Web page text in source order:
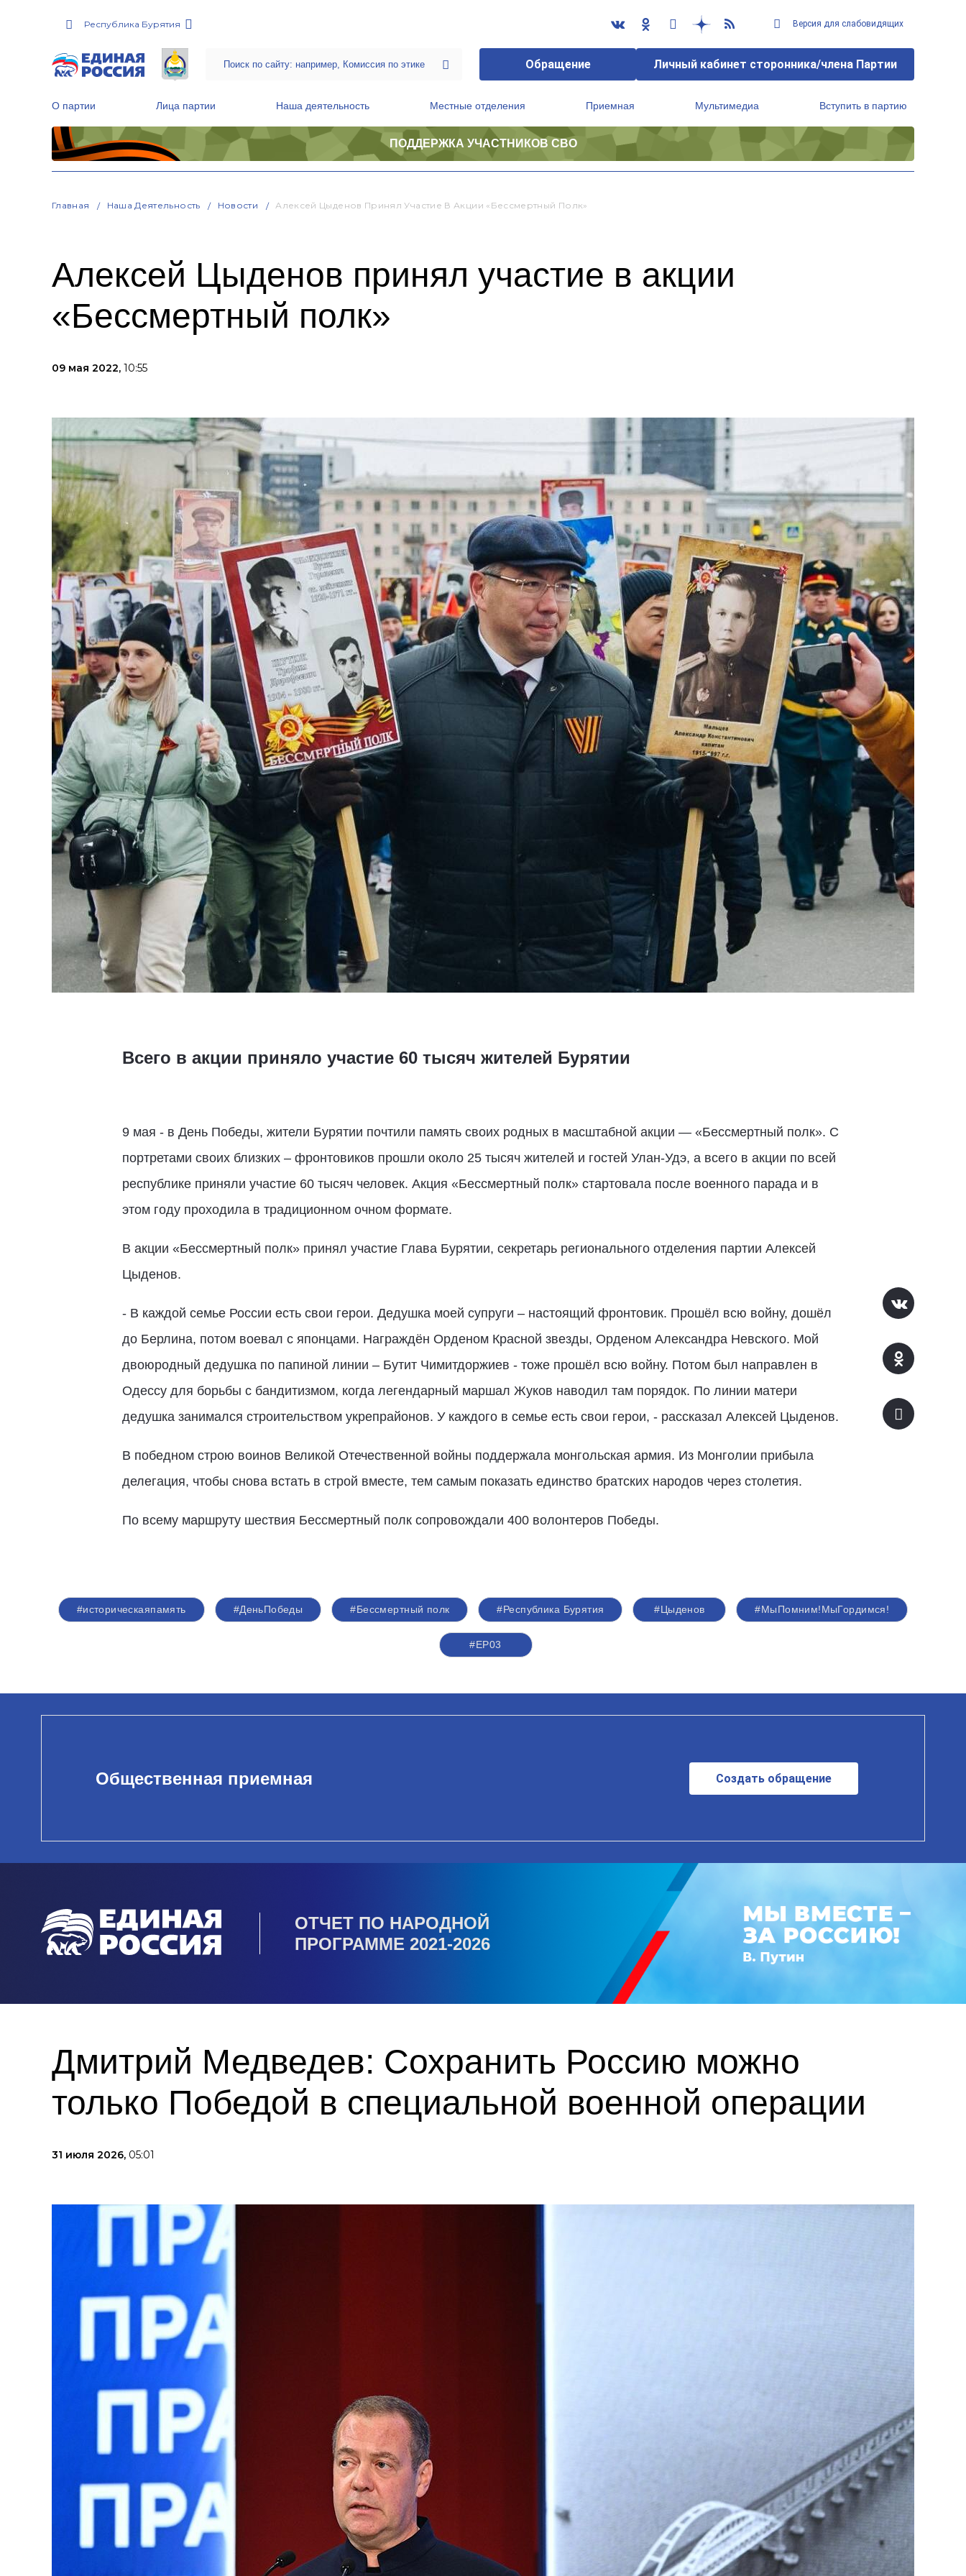
Республика Бурятия Версия для слабовидящих
Обращение Личный кабинет сторонника/члена Партии
О партии Лица партии Наша деятельность Местные отделения Приемная Мультимедиа Вступить в партию
ПОДДЕРЖКА УЧАСТНИКОВ СВО
Главная Наша Деятельность Новости Алексей Цыденов Принял Участие В Акции «Бессмертный Полк»
Алексей Цыденов принял участие в акции
«Бессмертный полк»
09 мая 2022, 10:55
Всего в акции приняло участие 60 тысяч жителей Бурятии
9 мая - в День Победы, жители Бурятии почтили память своих родных в масштабной акции — «Бессмертный полк». С
портретами своих близких – фронтовиков прошли около 25 тысяч жителей и гостей Улан-Удэ, а всего в акции по всей
республике приняли участие 60 тысяч человек. Акция «Бессмертный полк» стартовала после военного парада и в
этом году проходила в традиционном очном формате.
В акции «Бессмертный полк» принял участие Глава Бурятии, секретарь регионального отделения партии Алексей
Цыденов.
- В каждой семье России есть свои герои. Дедушка моей супруги – настоящий фронтовик. Прошёл всю войну, дошёл
до Берлина, потом воевал с японцами. Награждён Орденом Красной звезды, Орденом Александра Невского. Мой
двоюродный дедушка по папиной линии – Бутит Чимитдоржиев - тоже прошёл всю войну. Потом был направлен в
Одессу для борьбы с бандитизмом, когда легендарный маршал Жуков наводил там порядок. По линии матери
дедушка занимался строительством укрепрайонов. У каждого в семье есть свои герои, - рассказал Алексей Цыденов.
В победном строю воинов Великой Отечественной войны поддержала монгольская армия. Из Монголии прибыла
делегация, чтобы снова встать в строй вместе, тем самым показать единство братских народов через столетия.
По всему маршруту шествия Бессмертный полк сопровождали 400 волонтеров Победы.
#историческаяпамять #ДеньПобеды #Бессмертный полк #Республика Бурятия #Цыденов #МыПомним!МыГордимся!
#ЕР03
Общественная приемная Создать обращение
ОТЧЕТ ПО НАРОДНОЙ
ПРОГРАММЕ 2021-2026
Дмитрий Медведев: Сохранить Россию можно
только Победой в специальной военной операции
31 июля 2026, 05:01